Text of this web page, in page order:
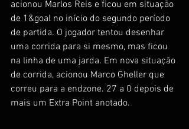
acionou Marlos Reis e ficou em situação
de 1&goal no início do segundo período
de partida. O jogador tentou desenhar
uma corrida para si mesmo, mas ficou
na linha de uma jarda. Em nova situação
de corrida, acionou Marco Gheller que
correu para a endzone. 27 a 0 depois de
mais um Extra Point anotado.